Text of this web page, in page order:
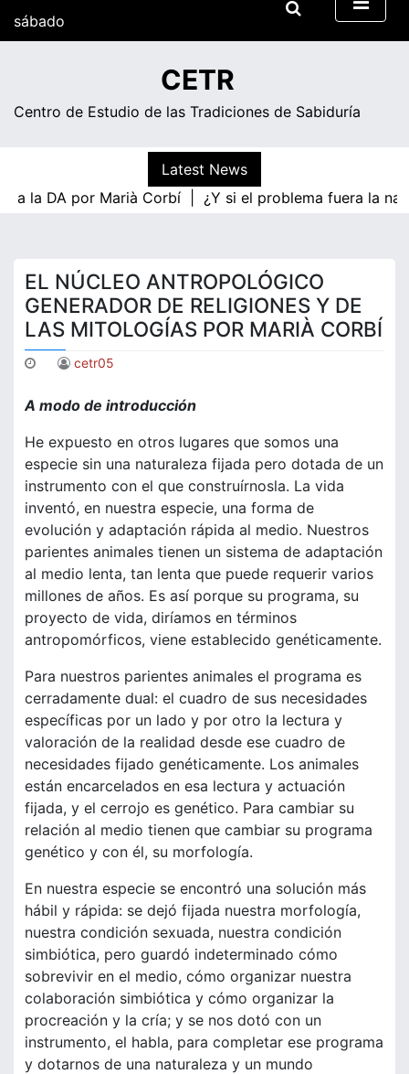
Skipsábado
CETR
Centro de Estudio de las Tradiciones de Sabiduría
Latest News
por Marià Corbí |¿Y si el problema fuera la
EL NÚCLEO ANTROPOLÓGICO
GENERADOR DE RELIGIONES Y DE
LAS MITOLOGÍAS POR MARIÀ CORBÍ
cetr05
A modo de introducción
He expuesto en otros lugares que somos una
especie sin una naturaleza fijada pero dotada de un
instrumento con el que construírnosla. La vida
inventó, en nuestra especie, una forma de
evolución y adaptación rápida al medio. Nuestros
parientes animales tienen un sistema de adaptación
al medio lenta, tan lenta que puede requerir varios
millones de años. Es así porque su programa, su
proyecto de vida, diríamos en términos
antropomórficos, viene establecido genéticamente.
Para nuestros parientes animales el programa es
cerradamente dual: el cuadro de sus necesidades
específicas por un lado y por otro la lectura y
valoración de la realidad desde ese cuadro de
necesidades fijado genéticamente. Los animales
están encarcelados en esa lectura y actuación
fijada, y el cerrojo es genético. Para cambiar su
relación al medio tienen que cambiar su programa
genético y con él, su morfología.
En nuestra especie se encontró una solución más
hábil y rápida: se dejó fijada nuestra morfología,
nuestra condición sexuada, nuestra condición
simbiótica, pero guardó indeterminado cómo
sobrevivir en el medio, cómo organizar nuestra
colaboración simbiótica y cómo organizar la
procreación y la cría; y se nos dotó con un
instrumento, el habla, para completar ese programa
y dotarnos de una naturaleza y un mundo